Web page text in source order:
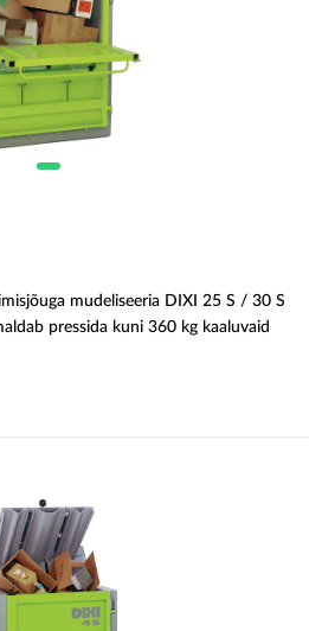
mudeliseeria DIXI 25 S / 30 S
pressida kuni 360 kg kaaluvaid